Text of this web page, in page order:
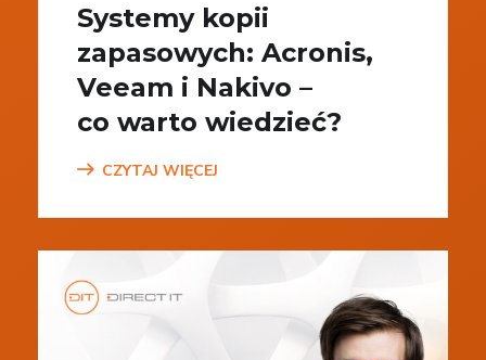
Systemy kopii
zapasowych: Acronis,
Veeam i Nakivo –
co warto wiedzieć?
CZYTAJ WIĘCEJ